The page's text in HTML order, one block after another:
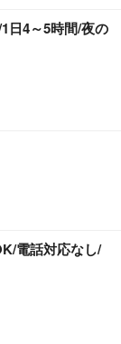
日4～5時間/夜の
電話対応なし/